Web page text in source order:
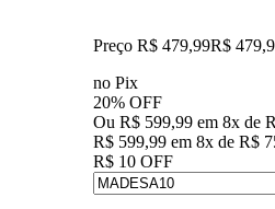
Preço R$ 479,99R$ 479,
no Pix
20% OFF
Ou R$ 599,99 em 8x de
R$ 599,99 em 8x de R$
R$ 10 OFF